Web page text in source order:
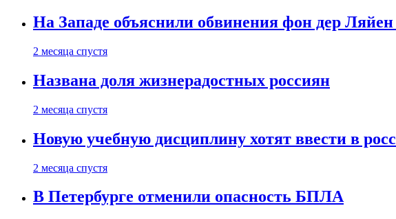
На Западе объяснили обвинения фон дер Ляйен
2 месяца спустя
Названа доля жизнерадостных россиян
2 месяца спустя
Новую учебную дисциплину хотят ввести в
2 месяца спустя
В Петербурге отменили опасность БПЛА